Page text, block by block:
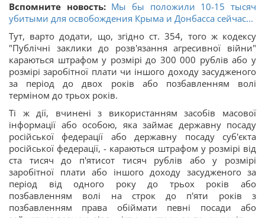
Вспомните новость: Мы бы положили 10-15 тысяч
убитыми для освобождения Крыма и Донбасса сейчас...
Тут, варто додати, що, згідно ст. 354, того ж кодексу
"Публічні заклики до розв'язання агресивної війни"
караються штрафом у розмірі до 300 000 рублів або у
розмірі заробітної плати чи іншого доходу засудженого
за період до двох років або позбавленням волі
терміном до трьох років.
Ті ж дії, вчинені з використанням засобів масової
інформації або особою, яка займає державну посаду
російської федерації або державну посаду суб'єкта
російської федерації, - караються штрафом у розмірі від
ста тисяч до п'ятисот тисяч рублів або у розмірі
заробітної плати або іншого доходу засудженого за
період від одного року до трьох років або
позбавленням волі на строк до п'яти років з
позбавленням права обіймати певні посади або